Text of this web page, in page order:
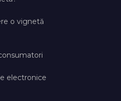
o vignetă
electronice